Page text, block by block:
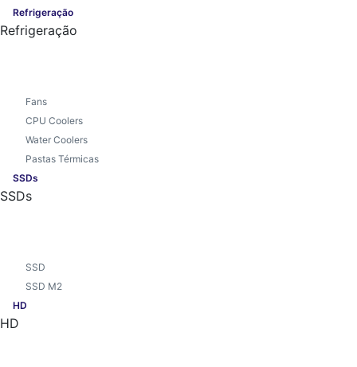
Refrigeração
Refrigeração
Fans
CPU Coolers
Water Coolers
Pastas Térmicas
SSDs
SSDs
SSD
SSD M2
HD
HD